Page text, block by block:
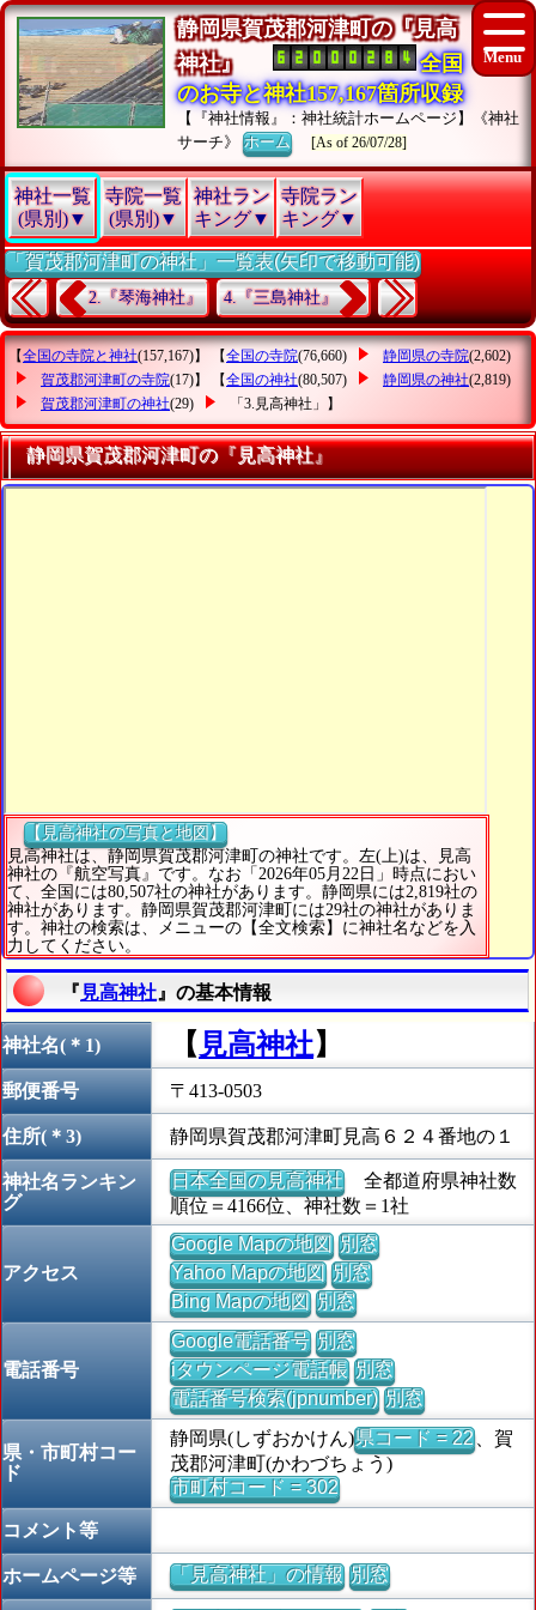
静岡県賀茂郡河津町の『見高
神社』
全国
のお寺と神社157,167箇所収録
【『神社情報』：神社統計ホームページ】《神社
サーチ》ホーム [As of 26/07/28]
神社一覧
(県別)▼
寺院一覧
(県別)▼
神社ラン
キング▼
寺院ラン
キング▼
「賀茂郡河津町の神社」一覧表(矢印で移動可能)
2.『琴海神社』 4.『三島神社』
【全国の寺院と神社(157,167)】 【全国の寺院(76,660) 静岡県の寺院(2,602)
賀茂郡河津町の寺院(17)】 【全国の神社(80,507) 静岡県の神社(2,819)
賀茂郡河津町の神社(29) 「3.見高神社」 】
静岡県賀茂郡河津町の『見高神社』
【見高神社の写真と地図】
見高神社は、静岡県賀茂郡河津町の神社です。左(上)は、見高
神社の『航空写真』です。なお「2026年05月22日」時点におい
て、全国には80,507社の神社があります。静岡県には2,819社の
神社があります。静岡県賀茂郡河津町には29社の神社がありま
す。神社の検索は、メニューの【全文検索】に神社名などを入
力してください。
『 見高神社 』の基本情報
神社名(＊1) 【 見高神社】
郵便番号 〒413-0503
住所(＊3) 静岡県賀茂郡河津町見高６２４番地の１
神社名ランキン
グ
日本全国の見高神社全都道府県神社数
順位＝4166位、神社数＝1社
アクセス
Google Mapの地図 別窓
Yahoo Mapの地図 別窓
Bing Mapの地図 別窓
電話番号
Google電話番号 別窓
iタウンページ電話帳 別窓
電話番号検索(jpnumber) 別窓
県・市町村コー
ド
静岡県(しずおかけん)県コード = 22、賀
茂郡河津町(かわづちょう)
市町村コード = 302
コメント等
ホームページ等 「見高神社」の情報 別窓